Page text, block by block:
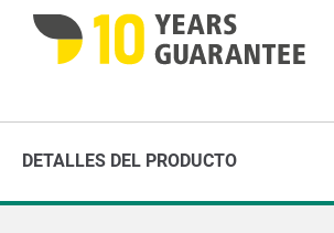
DETALLES DEL PRODUCTO